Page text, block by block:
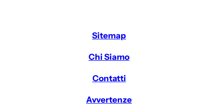
Sitemap
Chi Siamo
Contatti
Avvertenze